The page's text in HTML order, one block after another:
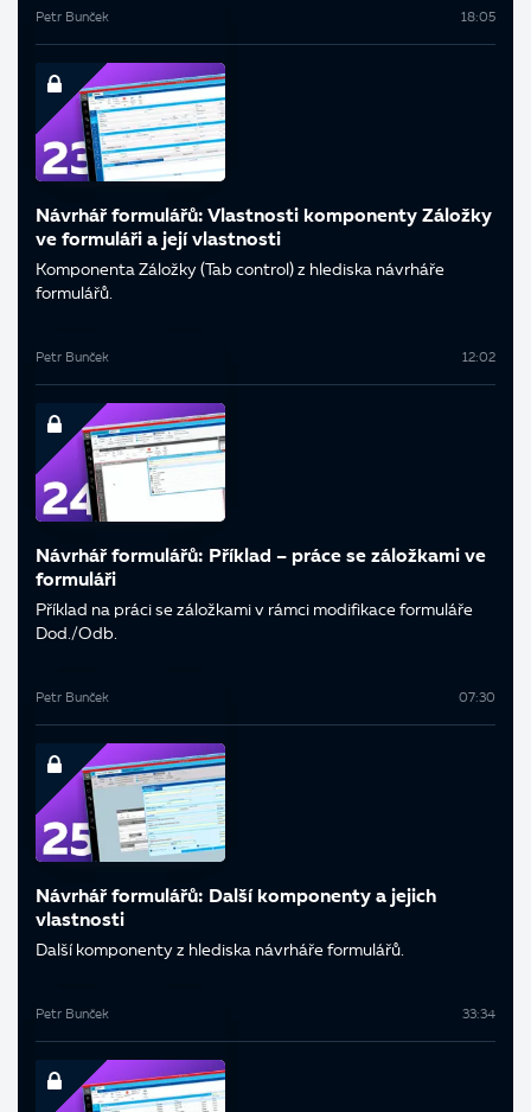
Petr Bunček 18:05
Návrhář formulářů: Vlastnosti komponenty Záložky
ve formuláři a její vlastnosti
Komponenta Záložky (Tab control) z hlediska návrháře
formulářů.
Petr Bunček 12:02
Návrhář formulářů: Příklad – práce se záložkami ve
formuláři
Příklad na práci se záložkami v rámci modifikace formuláře
Dod./Odb.
Petr Bunček 07:30
Návrhář formulářů: Další komponenty a jejich
vlastnosti
Další komponenty z hlediska návrháře formulářů.
Petr Bunček 33:34